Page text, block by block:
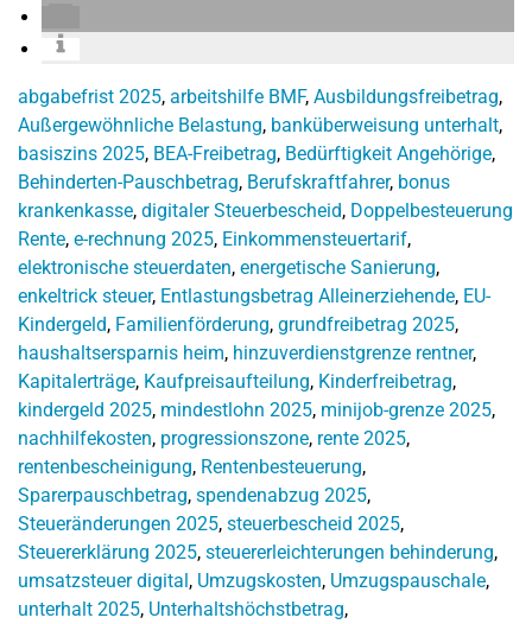
abgabefrist 2025, arbeitshilfe BMF, Ausbildungsfreibetrag,
Außergewöhnliche Belastung, banküberweisung unterhalt,
basiszins 2025, BEA-Freibetrag, Bedürftigkeit Angehörige,
Behinderten-Pauschbetrag, Berufskraftfahrer, bonus
krankenkasse, digitaler Steuerbescheid, Doppelbesteuerung
Rente, e-rechnung 2025, Einkommensteuertarif,
elektronische steuerdaten, energetische Sanierung,
enkeltrick steuer, Entlastungsbetrag Alleinerziehende, EU-
Kindergeld, Familienförderung, grundfreibetrag 2025,
haushaltsersparnis heim, hinzuverdienstgrenze rentner,
Kapitalerträge, Kaufpreisaufteilung, Kinderfreibetrag,
kindergeld 2025, mindestlohn 2025, minijob-grenze 2025,
nachhilfekosten, progressionszone, rente 2025,
rentenbescheinigung, Rentenbesteuerung,
Sparerpauschbetrag, spendenabzug 2025,
Steueränderungen 2025, steuerbescheid 2025,
Steuererklärung 2025, steuererleichterungen behinderung,
umsatzsteuer digital, Umzugskosten, Umzugspauschale,
unterhalt 2025, Unterhaltshöchstbetrag,